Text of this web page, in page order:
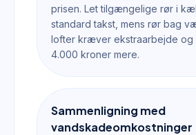
prisen. Let tilgængelige rør i
standard takst, mens rør bag
lofter kræver ekstraarbejde og
4.000 kroner mere.
Sammenligning med
vandskadeomkostninger